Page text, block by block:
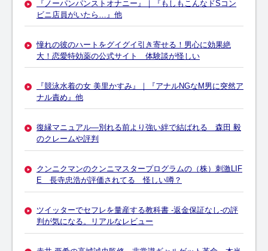
『ノーパンパンストオナニー』｜『もしもこんなドSコン
ビニ店員がいたら…』他
憧れの彼のハートをグイグイ引き寄せる！男心に効果絶
大！恋愛特効薬の公式サイト 体験談が怪しい
『競泳水着の女 美里かすみ』｜『アナルNGなM男に突然ア
ナル責め』他
復縁マニュアル―別れる前より強い絆で結ばれる 森田 毅
のクレームや評判
クンニクマンのクンニマスタープログラムの（株）刺激LIF
E 長寺忠浩が評価されてる 怪しい噂？
ツイッターでセフレを量産する教科書 -返金保証なし-の評
判が気になる。リアルなレビュー